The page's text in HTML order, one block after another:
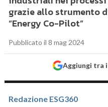
grazie allo strumento
“Energy Co-Pilot”
Pubblicato il 8 mag 2024
Aggiungi tra
Redazione ESG360